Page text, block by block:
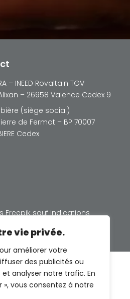
vie privée.
améliorer votre
des publicités ou
analyser notre trafic. En
vous consentez à notre
– INEED Rovaltain TGV
Alixan – 26958 Valence Cedex 9
(siège social)
de Fermat – BP 70007
Cedex
Freepik sauf indications